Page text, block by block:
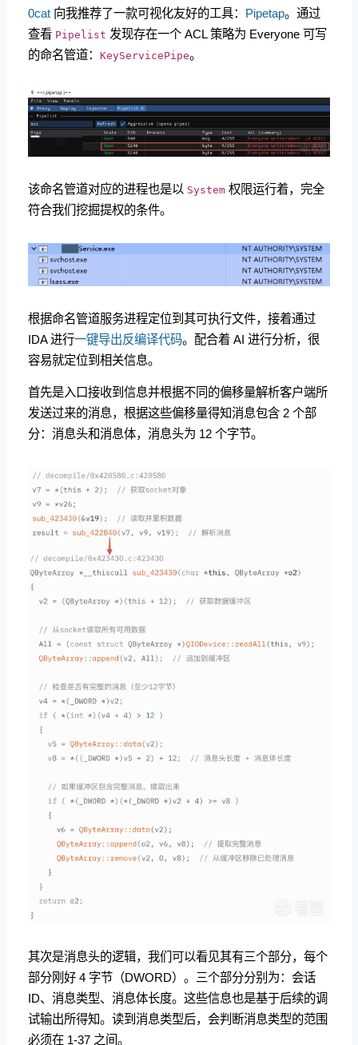
0cat 向我推荐了一款可视化友好的工具： Pipetap。通过
查看 Pipelist 发现存在一个 ACL 策略为 Everyone 可写
的命名管道： KeyServicePipe。
该命名管道对应的进程也是以 System 权限运行着，完全
符合我们挖掘提权的条件。
根据命名管道服务进程定位到其可执行文件，接着通过
IDA 进行一键导出反编译代码。配合着 AI 进行分析，很
容易就定位到相关信息。
首先是入口接收到信息并根据不同的偏移量解析客户端所
发送过来的消息，根据这些偏移量得知消息包含 2 个部
分：消息头和消息体，消息头为 12 个字节。
其次是消息头的逻辑，我们可以看见其有三个部分，每个
部分刚好 4 字节（DWORD）。三个部分分别为：会话
ID、消息类型、消息体长度。这些信息也是基于后续的调
试输出所得知。读到消息类型后，会判断消息类型的范围
必须在 1-37 之间。